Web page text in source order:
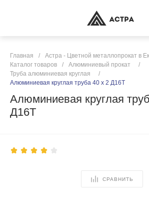
Главная / Астра - Цветной металлопрокат в
Каталог товаров
/ Алюминиевый прокат
/
Труба алюминиевая круглая
/
Алюминиевая круглая труба 40 х 2 Д16Т
Алюминиевая круглая
Д16Т
СРАВНИТЬ